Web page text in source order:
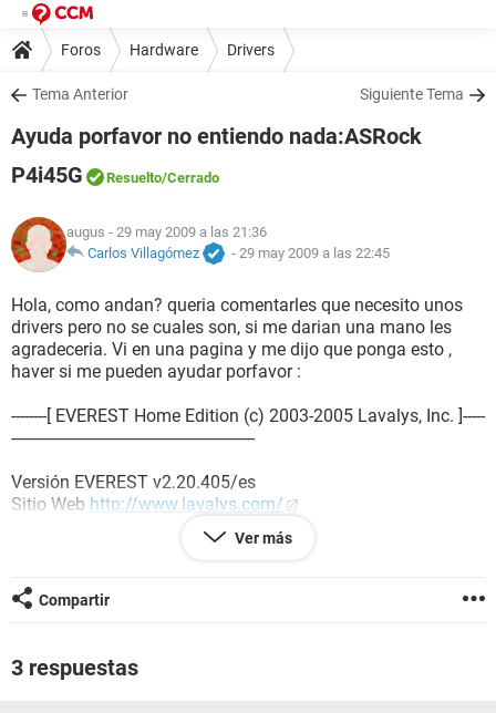
Foros Hardware Drivers
Tema Anterior Siguiente Tema
Ayuda porfavor no entiendo nada:ASRock
P4i45G
Resuelto/Cerrado
augus - 29 may 2009 a las 21:36
Carlos Villagómez
- 29 may 2009 a las 22:45
Hola, como andan? queria comentarles que necesito unos
drivers pero no se cuales son, si me darian una mano les
agradeceria. Vi en una pagina y me dijo que ponga esto ,
haver si me pueden ayudar porfavor :
--------[ EVEREST Home Edition (c) 2003-2005 Lavalys, Inc. ]-----
-------------------------------------------------------
Versión EVEREST v2.20.405/es
Sitio Web http://www.lavalys.com/
Tipo de informe Asistente de informes
Sistema operativo Microsoft Windows XP Professional
5.1.2600 (WinXP Retail)
Hora 16:27
Ver más
Compartir
3 respuestas